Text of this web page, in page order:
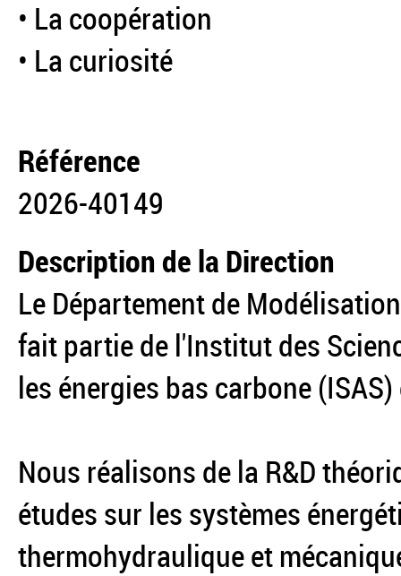
• La coopération
• La curiosité
Référence
2026-40149
Description de la Direction
Le Département de
fait partie de l'Institut des
les énergies bas carbone
Nous réalisons de la R&D
études sur les systèmes
thermohydraulique et